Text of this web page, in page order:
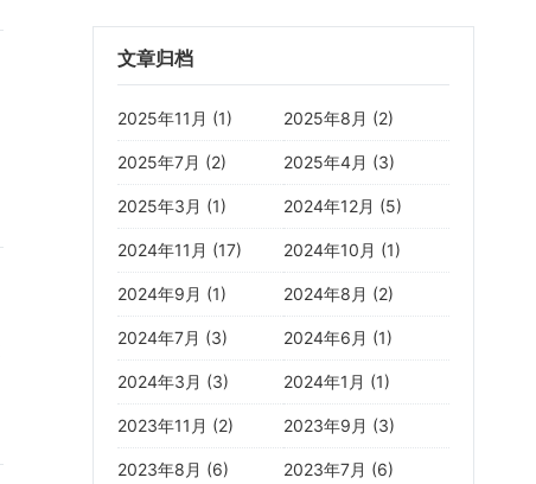
文章归档
2025年11月 (1) 2025年8月 (2)
2025年7月 (2) 2025年4月 (3)
2025年3月 (1) 2024年12月 (5)
2024年11月 (17) 2024年10月 (1)
2024年9月 (1) 2024年8月 (2)
2024年7月 (3) 2024年6月 (1)
2024年3月 (3) 2024年1月 (1)
2023年11月 (2) 2023年9月 (3)
2023年8月 (6) 2023年7月 (6)